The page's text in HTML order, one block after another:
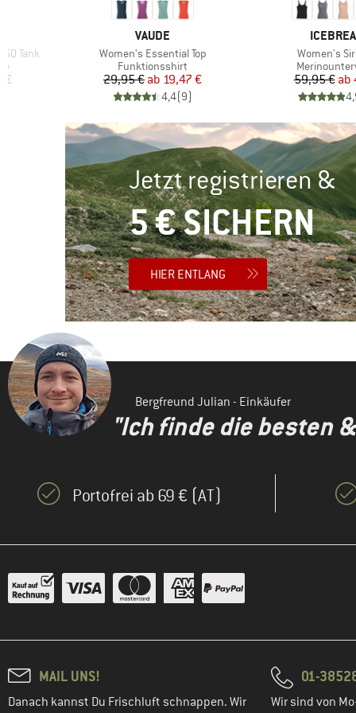
Tank
Preis
€
MARKE
VAUDE
Artikel
Women's Essential Top
Produktgruppe
Funktionsshirt
Preis
29,95 € reduzierter Preis
ab 19,47 €
4,4(9)
MARKE
Artikel
Women's
59,95 € ab
Jetzt registrieren &
5 € SICHERN
HIER ENTLANG
Bergfreund Julian - Einkäufer
"Ich finde die besten
Portofrei ab 69 € (AT)
MAIL UNS!
Danach kannst Du Frischluft schnappen. Wir
01-
Wir sind von